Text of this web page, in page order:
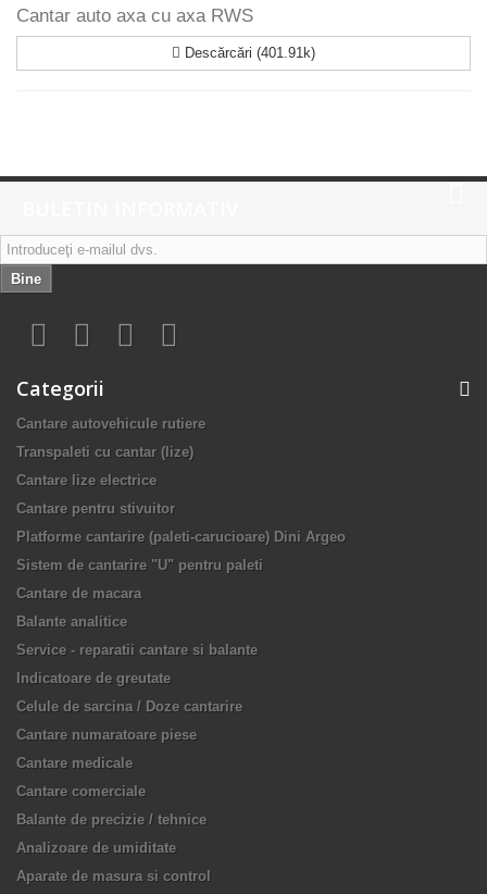
Cantar auto axa cu axa RWS
Descărcări (401.91k)
Bine
Categorii
Cantare autovehicule rutiere
Transpaleti cu cantar (lize)
Cantare lize electrice
Cantare pentru stivuitor
Platforme cantarire (paleti-carucioare) Dini Argeo
Sistem de cantarire "U" pentru paleti
Cantare de macara
Balante analitice
Service - reparatii cantare si balante
Indicatoare de greutate
Celule de sarcina / Doze cantarire
Cantare numaratoare piese
Cantare medicale
Cantare comerciale
Balante de precizie / tehnice
Analizoare de umiditate
Aparate de masura si control